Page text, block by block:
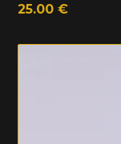
25.00€